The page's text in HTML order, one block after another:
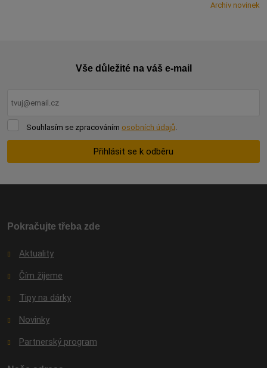
Archiv novinek
Vše důležité na váš e-mail
Souhlasím
Souhlasím se zpracováním osobních údajů.
Přihlásit se k odběru
odeslat.
Pokračujte třeba zde
Aktuality
Čím žijeme
Tipy na dárky
Novinky
Partnerský program